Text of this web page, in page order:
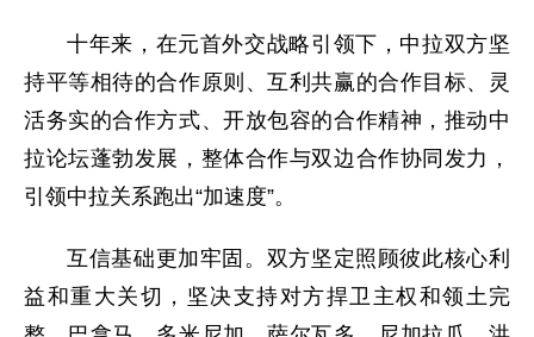
十年来，在元首外交战略引领下，中拉双方坚
持平等相待的合作原则、互利共赢的合作目标、灵
活务实的合作方式、开放包容的合作精神，推动中
拉论坛蓬勃发展，整体合作与双边合作协同发力，
引领中拉关系跑出“加速度”。
互信基础更加牢固。双方坚定照顾彼此核心利
益和重大关切，坚决支持对方捍卫主权和领土完